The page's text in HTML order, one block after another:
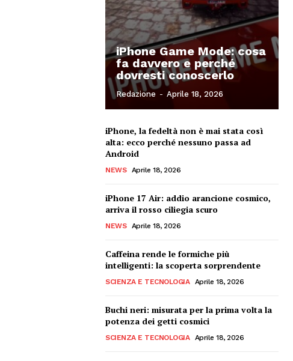
iPhone Game Mode: cosa
fa davvero e perché
dovresti conoscerlo
Redazione - Aprile 18, 2026
iPhone, la fedeltà non è mai stata così
alta: ecco perché nessuno passa ad
Android
NEWS Aprile 18, 2026
iPhone 17 Air: addio arancione cosmico,
arriva il rosso ciliegia scuro
NEWS Aprile 18, 2026
Caffeina rende le formiche più
intelligenti: la scoperta sorprendente
SCIENZA E TECNOLOGIA Aprile 18, 2026
Buchi neri: misurata per la prima volta la
potenza dei getti cosmici
SCIENZA E TECNOLOGIA Aprile 18, 2026